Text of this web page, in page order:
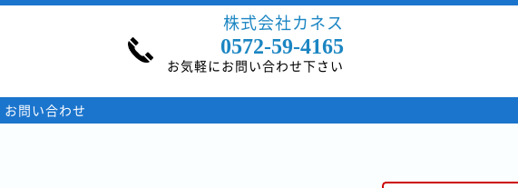
株式会社カネス
0572-59-4165
お気軽にお問い合わせ下さい
お問い合わせ